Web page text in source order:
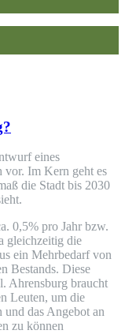
eines
vor. Im Kern geht es
die Stadt bis 2030
0,5% pro Jahr bzw.
gleichzeitig die
ein Mehrbedarf von
Bestands. Diese
Ahrensburg braucht
Leuten, um die
und das Angebot an
zu können